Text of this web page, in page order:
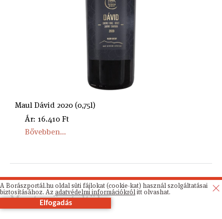
Maul Dávid 2020 (0,75l)
Ár: 16.410 Ft
Bővebben...
Most szüreteltük
A Borászportál.hu oldal süti fájlokat (cookie-kat) használ szolgáltatásai
biztosításához. Az adatvédelmi információkrólitt olvashat.
Elfogadás